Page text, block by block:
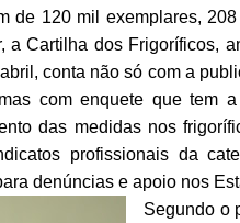
de 120 mil exemplares,
a Cartilha dos Frigoríficos,
conta não só com a
com enquete que tem
das medidas nos
profissionais da
denúncias e apoio nos
Segundo o